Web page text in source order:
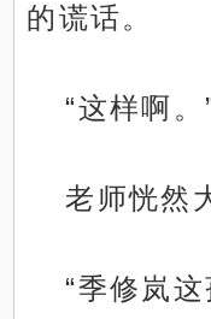
的谎话。
“这样啊。
老师恍然
“季修岚